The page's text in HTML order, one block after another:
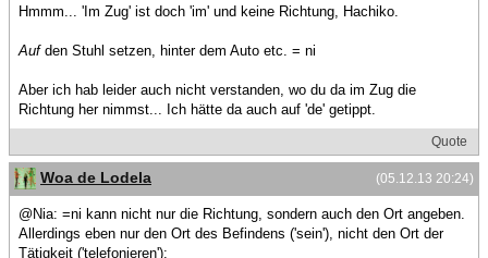
Hmmm... 'Im Zug' ist doch 'im' und keine Richtung, Hachiko.
Aufden Stuhl setzen, hinter dem Auto etc. = ni
Aber ich hab leider auch nicht verstanden, wo du da im Zug die
Richtung her nimmst... Ich hätte da auch auf 'de' getippt.
Quote
(05.12.13 20:24)
Woa de Lodela
@Nia: =ni kann nicht nur die Richtung, sondern auch den Ort angeben.
Allerdings eben nur den Ort des Befindens ('sein'), nicht den Ort der
Tätigkeit ('telefonieren'):